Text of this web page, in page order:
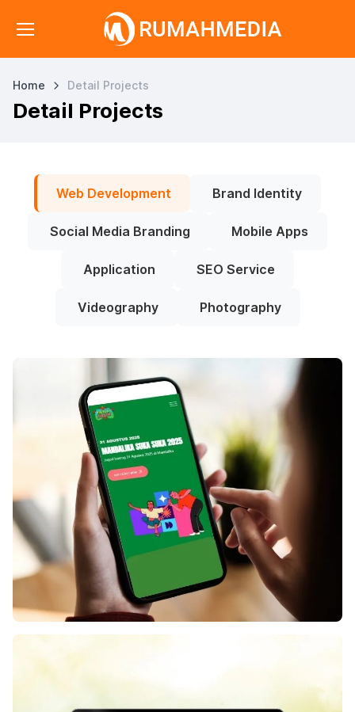
Home Detail Projects
Detail Projects
Web Development Brand Identity
Social Media Branding Mobile Apps
Application SEO Service
Videography Photography